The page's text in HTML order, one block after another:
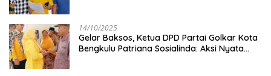
14/10/2025
‎Gelar Baksos, Ketua DPD Partai Golkar Kota
Bengkulu Patriana Sosialinda: Aksi Nyata